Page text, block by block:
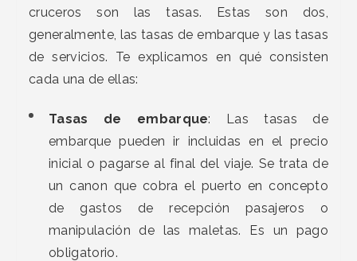
cruceros son las tasas. Estas son dos,
generalmente, las tasas de embarque y las tasas
de servicios. Te explicamos en qué consisten
cada una de ellas:
Tasas de embarque: Las tasas de
embarque pueden ir incluidas en el precio
inicial o pagarse al final del viaje. Se trata de
un canon que cobra el puerto en concepto
de gastos de recepción pasajeros o
manipulación de las maletas. Es un pago
obligatorio.